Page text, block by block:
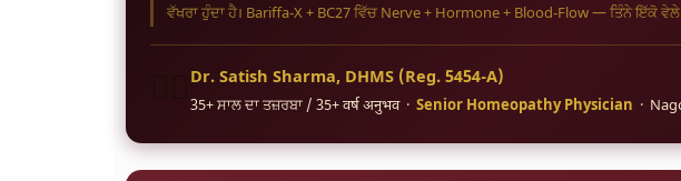
ਵੱਖਰਾ ਹੁੰਦਾ ਹੈ। Bariffa-X + BC27 ਵਿੱਚ Nerve + Hormone + Blood-Flow — ਤਿੰਨੇ ਇੱਕੋ
Dr. Satish Sharma, DHMS (Reg. 5454-A)
35+ ਸਾਲ ਦਾ ਤਜ਼ਰਬਾ / 35+ वर्ष अनुभव · Senior Homeopathy Physician ·